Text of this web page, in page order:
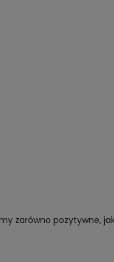
zarówno pozytywne,